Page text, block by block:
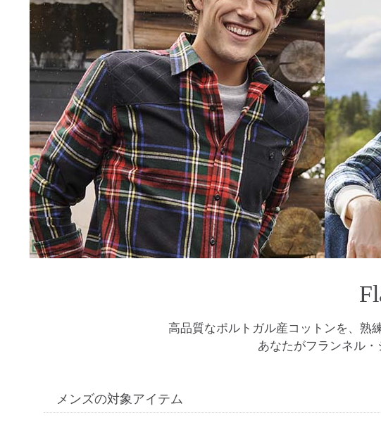
高品質なポルトガル産コットンを、熟
あなたがフランネル
メンズの対象アイテム